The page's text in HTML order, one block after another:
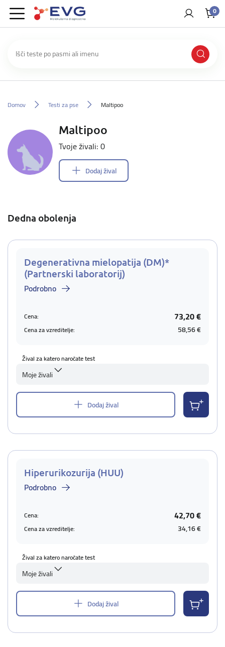
0
Domov Testi za pse Maltipoo
Maltipoo
Tvoje živali: 0
Dodaj žival
Dedna obolenja
Degenerativna mielopatija (DM)*
(Partnerski laboratorij)
Podrobno
Cena: 73,20 €
Cena za vzreditelje: 58,56 €
Žival za katero naročate test
Moje živali
Dodaj žival
Hiperurikozurija (HUU)
Podrobno
Cena: 42,70 €
Cena za vzreditelje: 34,16 €
Žival za katero naročate test
Moje živali
Dodaj žival